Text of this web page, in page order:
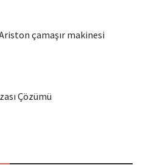
çamaşır makinesi
Çözümü